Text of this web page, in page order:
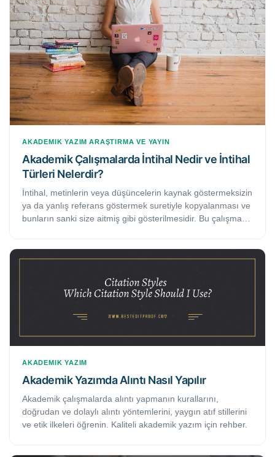
AKADEMIK YAZIM ARAŞTIRMA VE YAYIN
Akademik Çalışmalarda İntihal Nedir ve İntihal
Türleri Nelerdir?
İntihal, metinlerin veya düşüncelerin kaynak göstermeksizin
ya da yanlış referans göstermek suretiyle kopyalanması ve
bunların sanki size aitmiş gibi gösterilmesidir. Bu çalışmada
AKADEMIK YAZIM
Akademik Yazımda Alıntı Nasıl Yapılır
Akademik çalışmalarda alıntı yapmanın kurallarını,
doğrudan ve dolaylı alıntı yöntemlerini, yaygın atıf stillerini
ve etik ilkeleri öğrenin. Kaliteli akademik yazım için rehber.